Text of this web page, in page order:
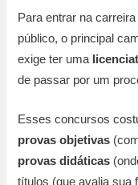
Para entrar na
público, o principal
exige ter uma
de passar por um
Esses concursos
provas objetivas
provas didáticas
títulos (que avalia sua